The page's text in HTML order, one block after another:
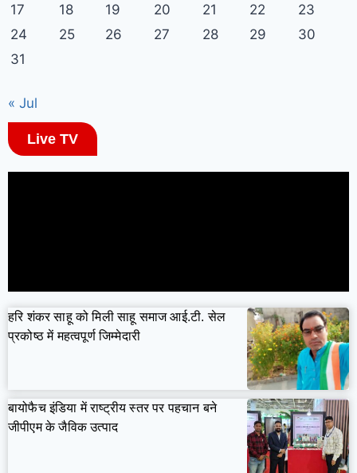
17
18 19 20 21 22
23
24
25 26 27 28 29
30
31
« Jul
Live TV
हरि शंकर साहू को मिली साहू समाज आई.टी. सेल
प्रकोष्ठ में महत्वपूर्ण जिम्मेदारी
बायोफैच इंडिया में राष्ट्रीय स्तर पर पहचान बने
जीपीएम के जैविक उत्पाद